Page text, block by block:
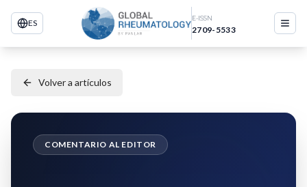
ES E-ISSN
2709-5533
Volver a artículos
COMENTARIO AL EDITOR